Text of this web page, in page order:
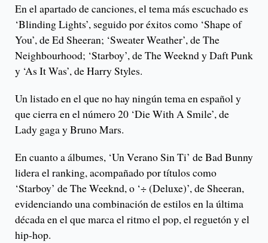
En el apartado de canciones, el tema más escuchado es
‘Blinding Lights’, seguido por éxitos como ‘Shape of
You’, de Ed Sheeran; ‘Sweater Weather’, de The
Neighbourhood; ‘Starboy’, de The Weeknd y Daft Punk
y ‘As It Was’, de Harry Styles.
Un listado en el que no hay ningún tema en español y
que cierra en el número 20 ‘Die With A Smile’, de
Lady gaga y Bruno Mars.
En cuanto a álbumes, ‘Un Verano Sin Ti’ de Bad Bunny
lidera el ranking, acompañado por títulos como
‘Starboy’ de The Weeknd, o ‘÷ (Deluxe)’, de Sheeran,
evidenciando una combinación de estilos en la última
década en el que marca el ritmo el pop, el reguetón y el
hip-hop.